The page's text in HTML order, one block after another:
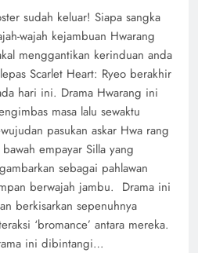
sudah keluar! Siapa sangka
wajah kejambuan Hwarang
menggantikan kerinduan anda
Scarlet Heart: Ryeo berakhir
hari ini. Drama Hwarang ini
masa lalu sewaktu
pasukan askar Hwa rang
empayar Silla yang
sebagai pahlawan
berwajah jambu. Drama ini
berkisarkan sepenuhnya
‘bromance’ antara mereka.
ini dibintangi…